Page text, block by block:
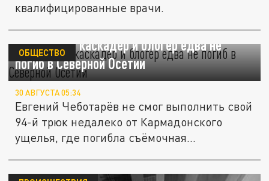
квалифицированные врачи.
Ростовский каскадёр и блогер едва не
погиб в Северной Осетии
ОБЩЕСТВО
30 АВГУСТА 05:34
Евгений Чеботарёв не смог выполнить свой
94-й трюк недалеко от Кармадонского
ущелья, где погибла съёмочная...